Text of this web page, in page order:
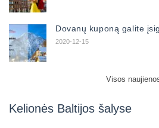
Dovanų kuponą galite
2020-12-15
Visos
Kelionės Baltijos šalyse